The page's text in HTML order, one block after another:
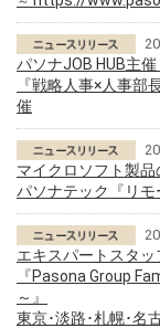
パソナJOB HUB主
『戦略人事×人事部
催
マイクロソフト製
パソナテック『リ
エキスパートスタ
『Pasona Group
～』
東京･淡路･札幌･名